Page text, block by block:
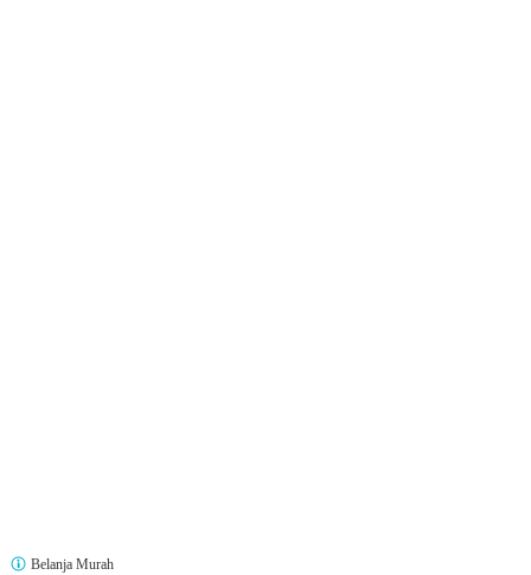
Belanja Murah